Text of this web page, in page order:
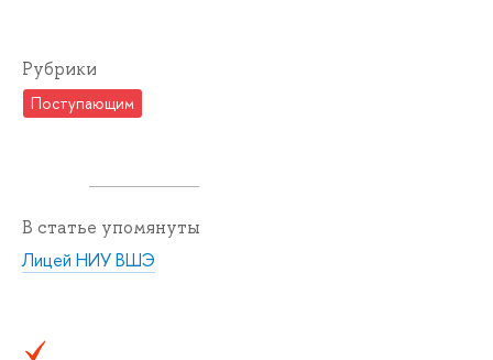
Рубрики
Поступающим
В статье упомянуты
Лицей НИУ ВШЭ